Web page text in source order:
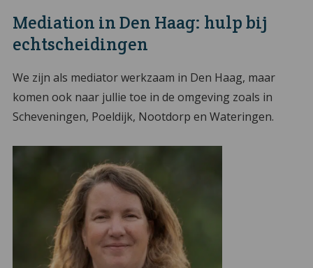
Mediation in Den Haag: hulp bij
echtscheidingen
We zijn als mediator werkzaam in Den Haag, maar
komen ook naar jullie toe in de omgeving zoals in
Scheveningen, Poeldijk, Nootdorp en Wateringen.